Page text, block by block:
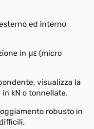
ed interno
in με (micro
visualizza la
kN o tonnellate.
robusto in